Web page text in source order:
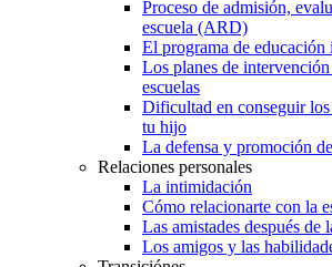
Proceso de admisión,
escuela (ARD)
El programa de
Los planes de
escuelas
Dificultad en conseguir los
tu hijo
La defensa y promoción
Relaciones personales
La intimidación
Cómo relacionarte con la
Las amistades después de
Los amigos y las